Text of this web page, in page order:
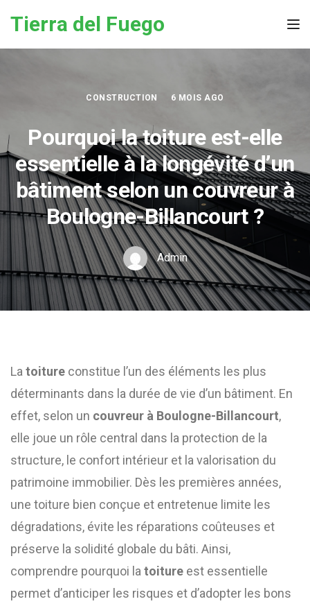
Tierra del Fuego
CONSTRUCTION 6 MOIS AGO
Pourquoi la toiture est-elle
essentielle à la longévité d’un
bâtiment selon un couvreur à
Boulogne-Billancourt ?
Admin
La toiture constitue l’un des éléments les plus
déterminants dans la durée de vie d’un bâtiment. En
effet, selon un couvreur à Boulogne-Billancourt,
elle joue un rôle central dans la protection de la
structure, le confort intérieur et la valorisation du
patrimoine immobilier. Dès les premières années,
une toiture bien conçue et entretenue limite les
dégradations, évite les réparations coûteuses et
préserve la solidité globale du bâti. Ainsi,
comprendre pourquoi la toiture est essentielle
permet d’anticiper les risques et d’adopter les bons